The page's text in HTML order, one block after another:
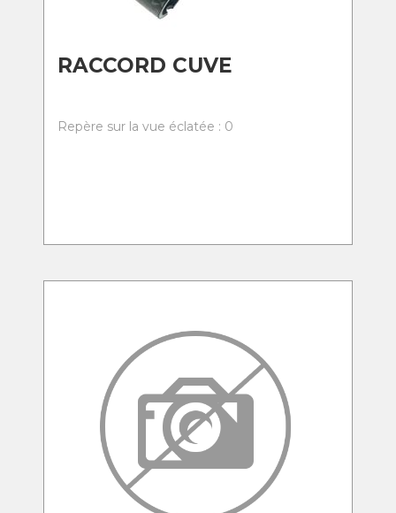
RACCORD CUVE
Repère sur la vue éclatée : 0